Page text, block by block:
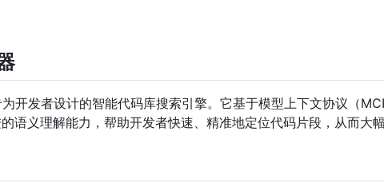
开发者设计的智能代码库搜索引擎。它基于模型上下文协议（
语义理解能力，帮助开发者快速、精准地定位代码片段，从而大